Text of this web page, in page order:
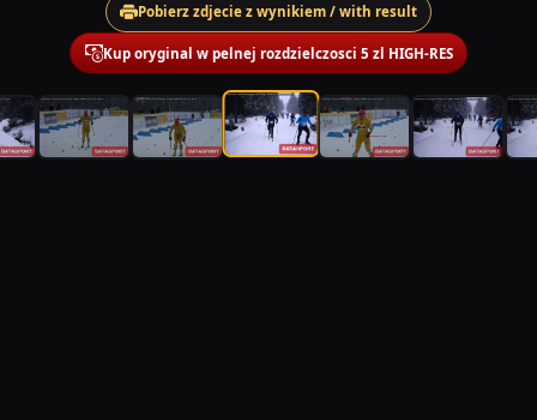
Pobierz zdjecie z wynikiem / with result
Kup oryginal w pelnej rozdzielczosci 5 zl HIGH-RES